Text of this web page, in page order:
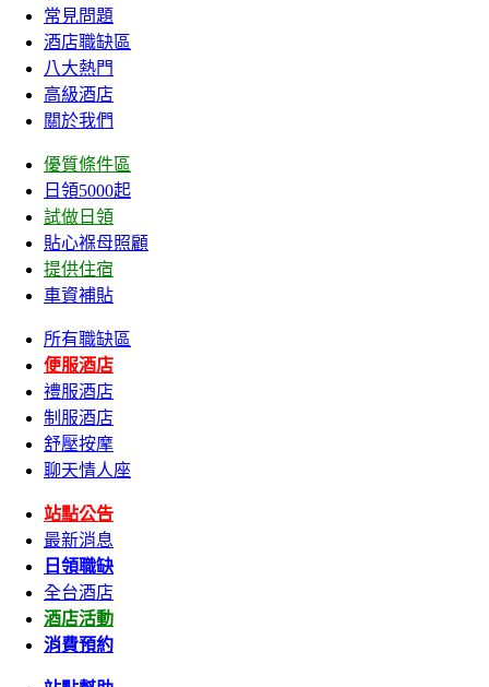
常見問題
酒店職缺區
八大熱門
高級酒店
關於我們
優質條件區
日領5000起
試做日領
貼心褓母照顧
提供住宿
車資補貼
所有職缺區
便服酒店
禮服酒店
制服酒店
舒壓按摩
聊天情人座
站點公告
最新消息
日領職缺
全台酒店
酒店活動
消費預約